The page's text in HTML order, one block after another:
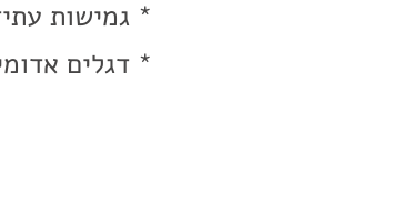
* גמישות
* דגלים